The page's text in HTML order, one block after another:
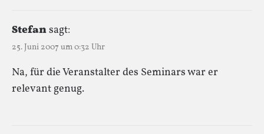
Stefansagt:
25. Juni 2007 um 0:32 Uhr
Na, für die Veranstalter des Seminars war er
relevant genug.